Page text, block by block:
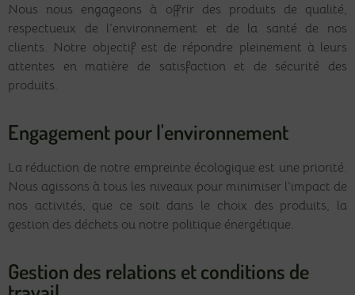
Nous nous engageons à offrir des produits de qualité,
respectueux de l’environnement et de la santé de nos
clients. Notre objectif est de répondre pleinement à leurs
attentes en matière de satisfaction et de sécurité des
produits.
Engagement pour l'environnement
La réduction de notre empreinte écologique est une priorité.
Nous agissons à tous les niveaux pour minimiser l’impact de
nos activités, que ce soit dans le choix des produits, la
gestion des déchets ou notre politique énergétique.
Gestion des relations et conditions de